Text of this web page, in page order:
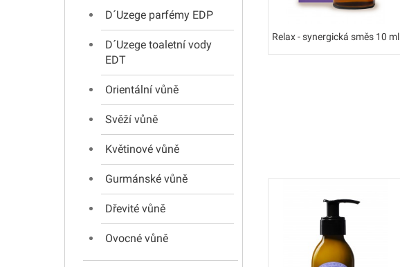
D´Uzege parfémy EDP
D´Uzege toaletní vody
EDT
Orientální vůně
Svěží vůně
Květinové vůně
Gurmánské vůně
Dřevité vůně
Ovocné vůně
Relax - synergická směs 10 ml